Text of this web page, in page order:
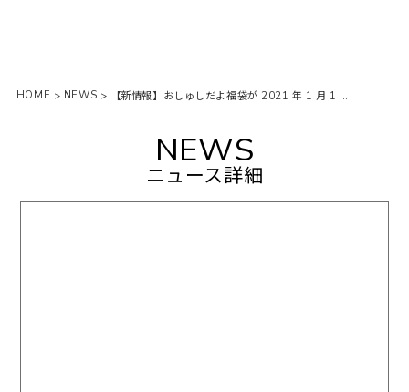
HOME > NEWS > 【新情報】おしゅしだよ福袋が 2021 年 1 月 1 日より全国のアベイルで発売開始！
NEWS
ニュース詳細